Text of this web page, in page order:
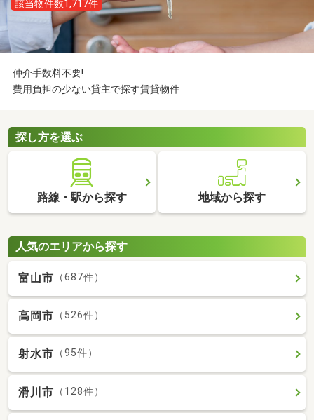
該当物件数1,717件
仲介手数料不要!
費用負担の少ない貸主で探す賃貸物件
探し方を選ぶ
路線・駅から探す 地域から探す
人気のエリアから探す
富山市 （687件）
高岡市 （526件）
射水市 （95件）
滑川市 （128件）